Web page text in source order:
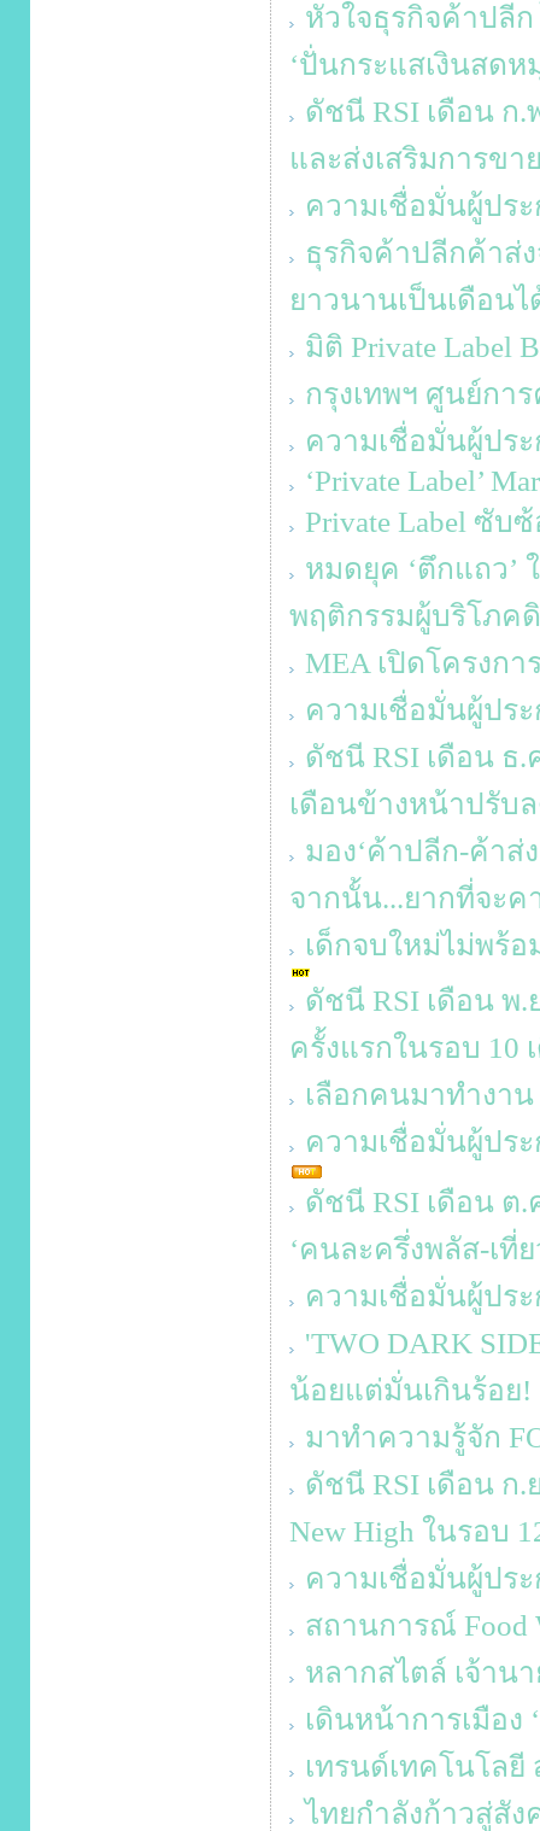
หัวใจธุรกิจค้าปลี
‘ปั่นกระแสเงินสดห
ดัชนี RSI เดือน ก.
และส่งเสริมการข
ความเชื่อมั่นผู้ปร
ธุรกิจค้าปลีกค้าส่
ยาวนานเป็นเดือนไ
มิติ Private Label
กรุงเทพฯ ศูนย์การ
ความเชื่อมั่นผู้ปร
‘Private Label’
Private Label ซั
หมดยุค ‘ตึกแถว’
พฤติกรรมผู้บริโภค
MEA เปิดโครงกา
ความเชื่อมั่นผู้ปร
ดัชนี RSI เดือน ธ.
เดือนข้างหน้าปรับ
มอง‘ค้าปลีก-ค้าส่
จากนั้น...ยากที่จะค
เด็กจบใหม่ไม่พร้อ
ดัชนี RSI เดือน พ.
ครั้งแรกในรอบ 10
เลือกคนมาทำงา
ความเชื่อมั่นผู้ปร
ดัชนี RSI เดือน ต
‘คนละครึ่งพลัส-เที่
ความเชื่อมั่นผู้ปร
'TWO DARK
น้อยแต่มั่นเกินร้อย!
มาทำความรู้จัก
ดัชนี RSI เดือน ก
New High ในรอบ
ความเชื่อมั่นผู้ปร
สถานการณ์ Food
หลากสไตล์ เจ้าน
เดินหน้าการเมือง
เทรนด์เทคโนโล
ไทยกำลังก้าวสู่สัง